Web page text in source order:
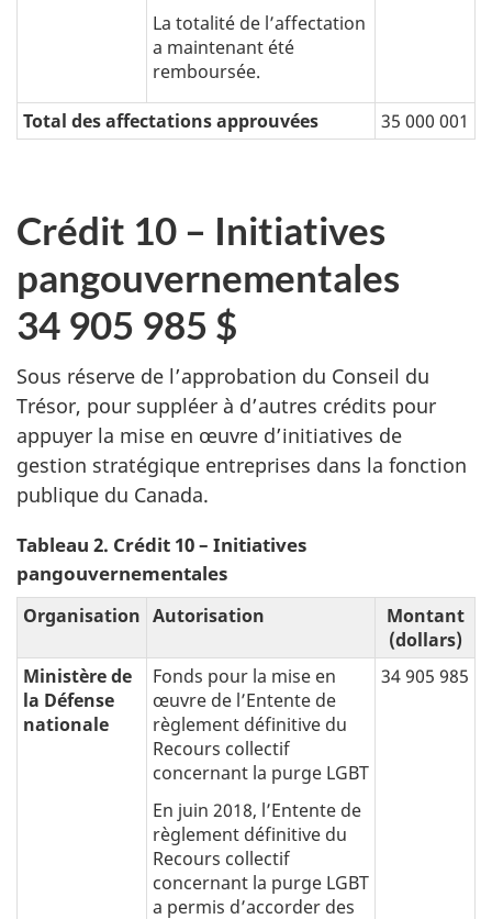
La totalité de l’affectation
a maintenant été
remboursée.
Total des affectations approuvées 35 000 001
Crédit 10 – Initiatives
pangouvernementales
34 905 985 $
Sous réserve de l’approbation du Conseil du
Trésor, pour suppléer à d’autres crédits pour
appuyer la mise en œuvre d’initiatives de
gestion stratégique entreprises dans la fonction
publique du Canada.
Tableau 2. Crédit 10 – Initiatives
pangouvernementales
Organisation Autorisation
Montant
(dollars)
Ministère de
la Défense
nationale
Fonds pour la mise en
œuvre de l’Entente de
règlement définitive du
Recours collectif
concernant la purge LGBT
En juin 2018, l’Entente de
règlement définitive du
Recours collectif
concernant la purge LGBT
a permis d’accorder des
34 905 985